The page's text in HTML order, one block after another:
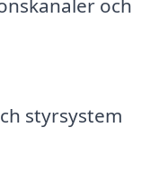
och
styrsystem